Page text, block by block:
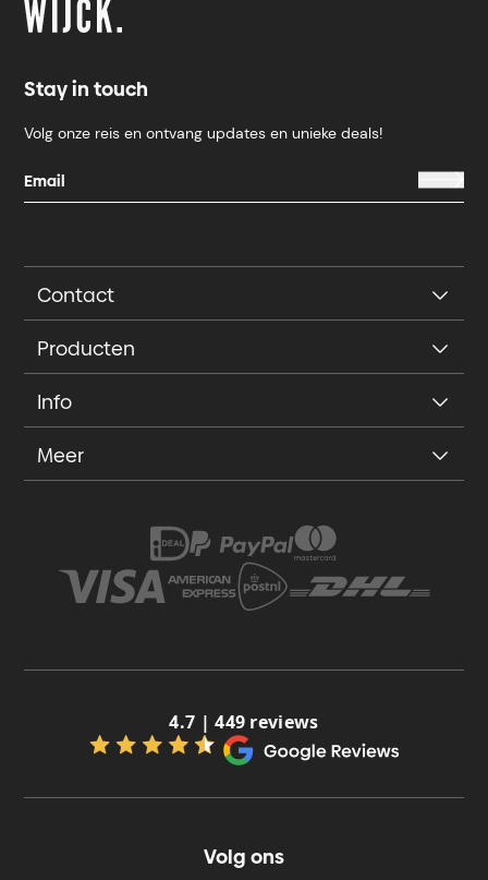
Stay in touch
Volg onze reis en ontvang updates en unieke deals!
Contact
Producten
Info
Meer
4.7 | 449 reviews
Volg ons